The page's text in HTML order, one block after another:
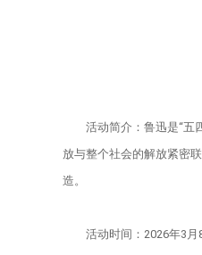
活动简介：鲁迅是“五
放与整个社会的解放紧密
造。
活动时间：2026年3月